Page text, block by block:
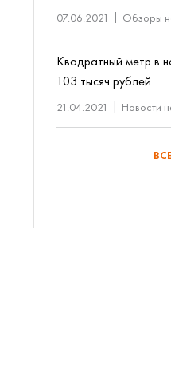
07.06.2021 Обзоры
Квадратный метр в
103 тысяч рублей
21.04.2021 Новости